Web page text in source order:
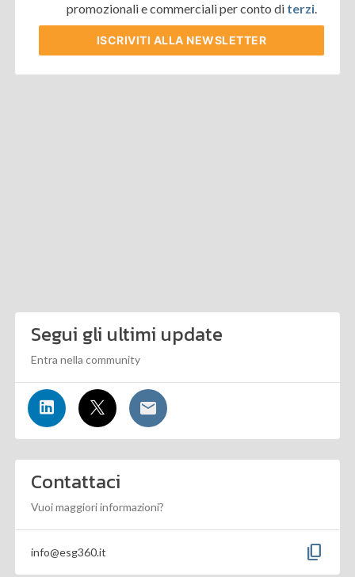
promozionali e commerciali per conto di terzi.
ISCRIVITI ALLA NEWSLETTER
Segui gli ultimi update
Entra nella community
Contattaci
Vuoi maggiori informazioni?
info@esg360.it content_copy